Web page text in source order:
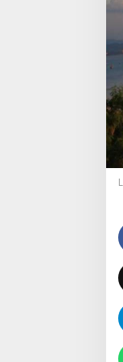
Pinjol Ilegal:
Berubah Menjadi